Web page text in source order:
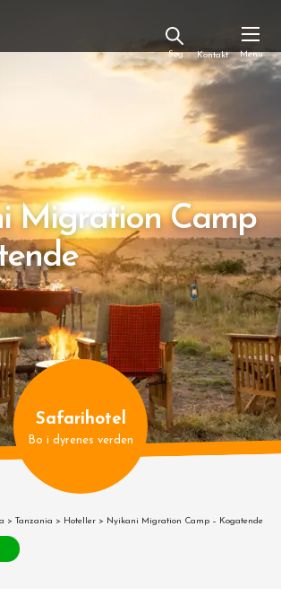
Kontakt
Migration Camp
Safarihotel
Bo i dyrenes verden
> Tanzania > Hoteller > Nyikani Migration Camp – Kogatende